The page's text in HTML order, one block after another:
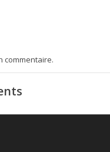
commentaire.